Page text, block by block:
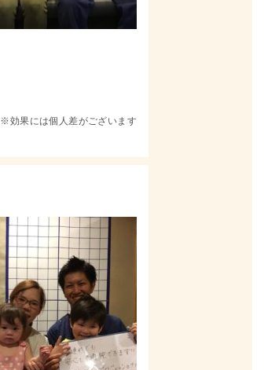
※効果には個人差がございます